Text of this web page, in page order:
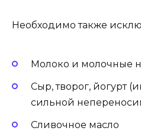
Необходимо также
Молоко и молочные
Сыр, творог, йогурт
сильной
Сливочное масло